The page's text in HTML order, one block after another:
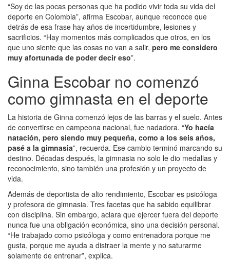
“Soy de las pocas personas que ha podido vivir toda su vida del
deporte en Colombia”, afirma Escobar, aunque reconoce que
detrás de esa frase hay años de incertidumbre, lesiones y
sacrificios. “Hay momentos más complicados que otros, en los
que uno siente que las cosas no van a salir, pero me considero
muy afortunada de poder decir eso”.
Ginna Escobar no comenzó
como gimnasta en el deporte
La historia de Ginna comenzó lejos de las barras y el suelo. Antes
de convertirse en campeona nacional, fue nadadora. “Yo hacía
natación, pero siendo muy pequeña, como a los seis años,
pasé a la gimnasia”, recuerda. Ese cambio terminó marcando su
destino. Décadas después, la gimnasia no solo le dio medallas y
reconocimiento, sino también una profesión y un proyecto de
vida.
Además de deportista de alto rendimiento, Escobar es psicóloga
y profesora de gimnasia. Tres facetas que ha sabido equilibrar
con disciplina. Sin embargo, aclara que ejercer fuera del deporte
nunca fue una obligación económica, sino una decisión personal.
“He trabajado como psicóloga y como entrenadora porque me
gusta, porque me ayuda a distraer la mente y no saturarme
solamente de entrenar”, explica.